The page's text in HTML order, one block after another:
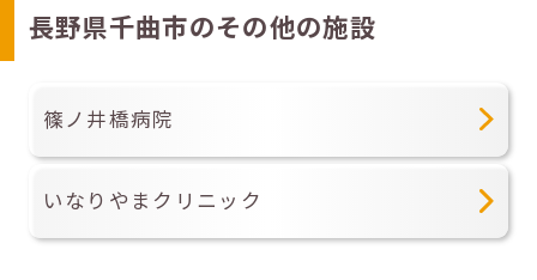
長野県千曲市のその他の施設
篠ノ井橋病院
いなりやまクリニック